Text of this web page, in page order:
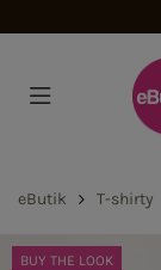
eButik T-shirty
BUY THE LOOK